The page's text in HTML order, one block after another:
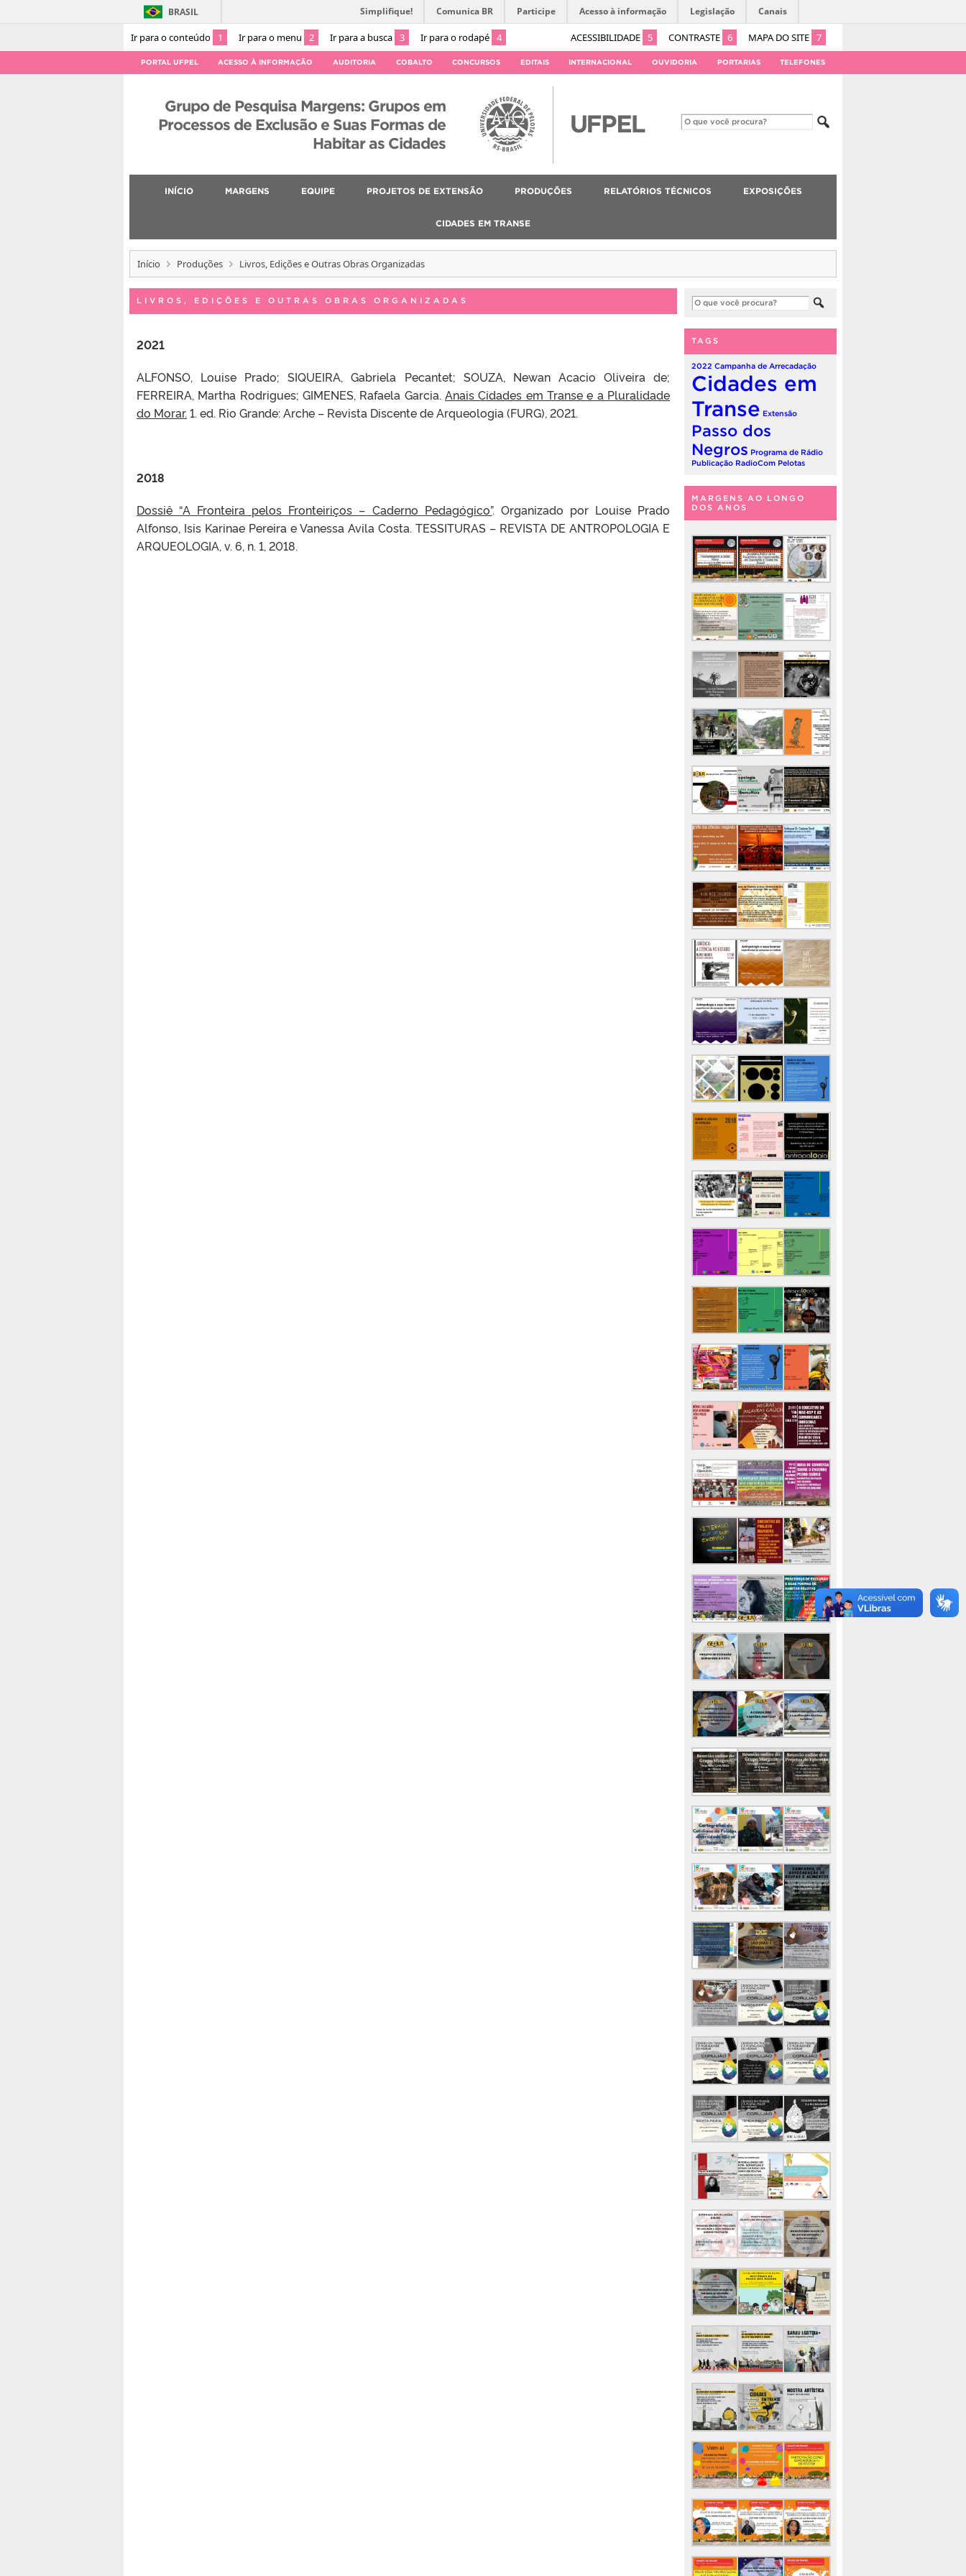
Ir para o conteúdo 1 Ir para o menu 2 Ir para a busca 3 Ir para o rodapé 4 ACESSIBILIDADE 5 CONTRASTE 6 MAPA DO SITE 7
BRASIL Simplifique! Comunica BR Participe Acesso à informação Legislação Canais
PORTAL UFPEL ACESSO À INFORMAÇÃO AUDITORIA COBALTO CONCURSOS EDITAIS INTERNACIONAL OUVIDORIA PORTARIAS TELEFONES
Grupo de Pesquisa Margens: Grupos em
Processos de Exclusão e Suas Formas de
Habitar as Cidades
INÍCIO MARGENS EQUIPE PROJETOS DE EXTENSÃO PRODUÇÕES RELATÓRIOS TÉCNICOS EXPOSIÇÕES
CIDADES EM TRANSE
Início Produções Livros, Edições e Outras Obras Organizadas
LIVROS, EDIÇÕES E OUTRAS OBRAS ORGANIZADAS
2021
ALFONSO, Louise Prado; SIQUEIRA, Gabriela Pecantet; SOUZA, Newan Acacio Oliveira de;
FERREIRA, Martha Rodrigues; GIMENES, Rafaela Garcia. Anais Cidades em Transe e a Pluralidade
do Morar. 1. ed. Rio Grande: Arche – Revista Discente de Arqueologia (FURG), 2021.
2018
Dossiê “A Fronteira pelos Fronteiriços – Caderno Pedagógico”. Organizado por Louise Prado
Alfonso, Isis Karinae Pereira e Vanessa Avila Costa. TESSITURAS – REVISTA DE ANTROPOLOGIA E
ARQUEOLOGIA, v. 6, n. 1, 2018.
TAGS
2022 Campanha de Arrecadação
Cidades em
Transe Extensão
Passo dos
Negros Programa de Rádio
Publicação RadioCom Pelotas
MARGENS AO LONGO
DOS ANOS